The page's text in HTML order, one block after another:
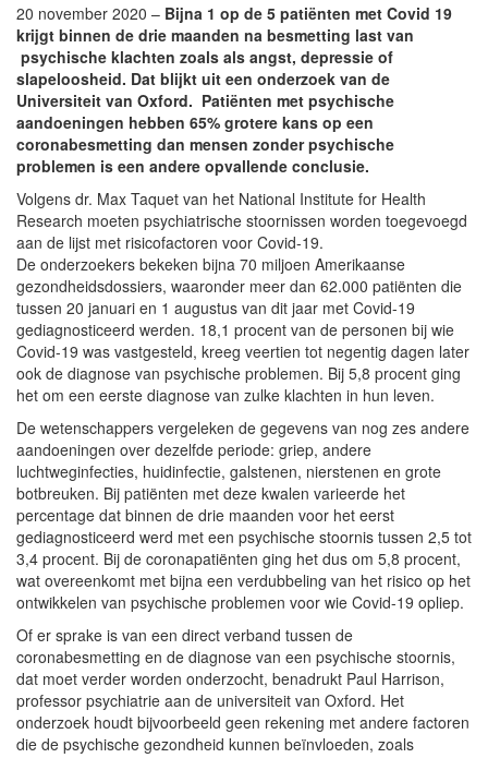
20 november 2020 – Bijna 1 op de 5 patiënten met Covid 19
krijgt binnen de drie maanden na besmetting last van
psychische klachten zoals als angst, depressie of
slapeloosheid. Dat blijkt uit een onderzoek van de
Universiteit van Oxford. Patiënten met psychische
aandoeningen hebben 65% grotere kans op een
coronabesmetting dan mensen zonder psychische
problemen is een andere opvallende conclusie.
Volgens dr. Max Taquet van het National Institute for Health
Research moeten psychiatrische stoornissen worden toegevoegd
aan de lijst met risicofactoren voor Covid-19.
De onderzoekers bekeken bijna 70 miljoen Amerikaanse
gezondheidsdossiers, waaronder meer dan 62.000 patiënten die
tussen 20 januari en 1 augustus van dit jaar met Covid-19
gediagnosticeerd werden. 18,1 procent van de personen bij wie
Covid-19 was vastgesteld, kreeg veertien tot negentig dagen later
ook de diagnose van psychische problemen. Bij 5,8 procent ging
het om een eerste diagnose van zulke klachten in hun leven.
De wetenschappers vergeleken de gegevens van nog zes andere
aandoeningen over dezelfde periode: griep, andere
luchtweginfecties, huidinfectie, galstenen, nierstenen en grote
botbreuken. Bij patiënten met deze kwalen varieerde het
percentage dat binnen de drie maanden voor het eerst
gediagnosticeerd werd met een psychische stoornis tussen 2,5 tot
3,4 procent. Bij de coronapatiënten ging het dus om 5,8 procent,
wat overeenkomt met bijna een verdubbeling van het risico op het
ontwikkelen van psychische problemen voor wie Covid-19 opliep.
Of er sprake is van een direct verband tussen de
coronabesmetting en de diagnose van een psychische stoornis,
dat moet verder worden onderzocht, benadrukt Paul Harrison,
professor psychiatrie aan de universiteit van Oxford. Het
onderzoek houdt bijvoorbeeld geen rekening met andere factoren
die de psychische gezondheid kunnen beïnvloeden, zoals